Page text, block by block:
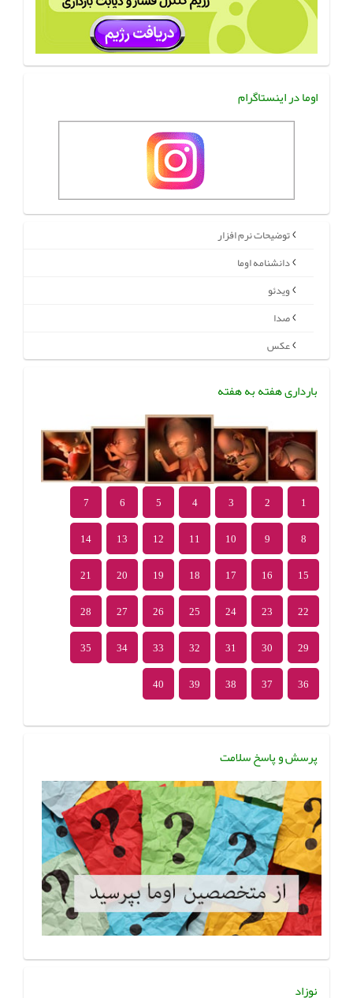
اوما در اینستاگرام
توضیحات نرم افزار
دانشنامه اوما
ویدئو
صدا
عکس
بارداری هفته به هفته
1
2
3
4
5
6
7
8
9
10
11
12
13
14
15
16
17
18
19
20
21
22
23
24
25
26
27
28
29
30
31
32
33
34
35
36
37
38
39
40
پرسش و پاسخ سلامت
نوزاد